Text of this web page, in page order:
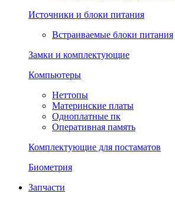
Источники и блоки питания
Встраиваемые блоки питания
Замки и комплектующие
Компьютеры
Неттопы
Материнские платы
Одноплатные пк
Оперативная память
Комплектующие для постаматов
Биометрия
Запчасти